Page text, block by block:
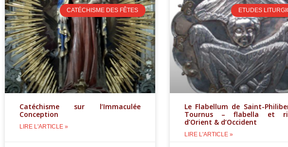
CATÉCHISME DES FÊTES
Catéchisme sur l’Immaculée
Conception
LIRE L'ARTICLE »
ETUDES
Le Flabellum de Saint-
Tournus – flabella et
d’Orient & d’Occident
LIRE L'ARTICLE »